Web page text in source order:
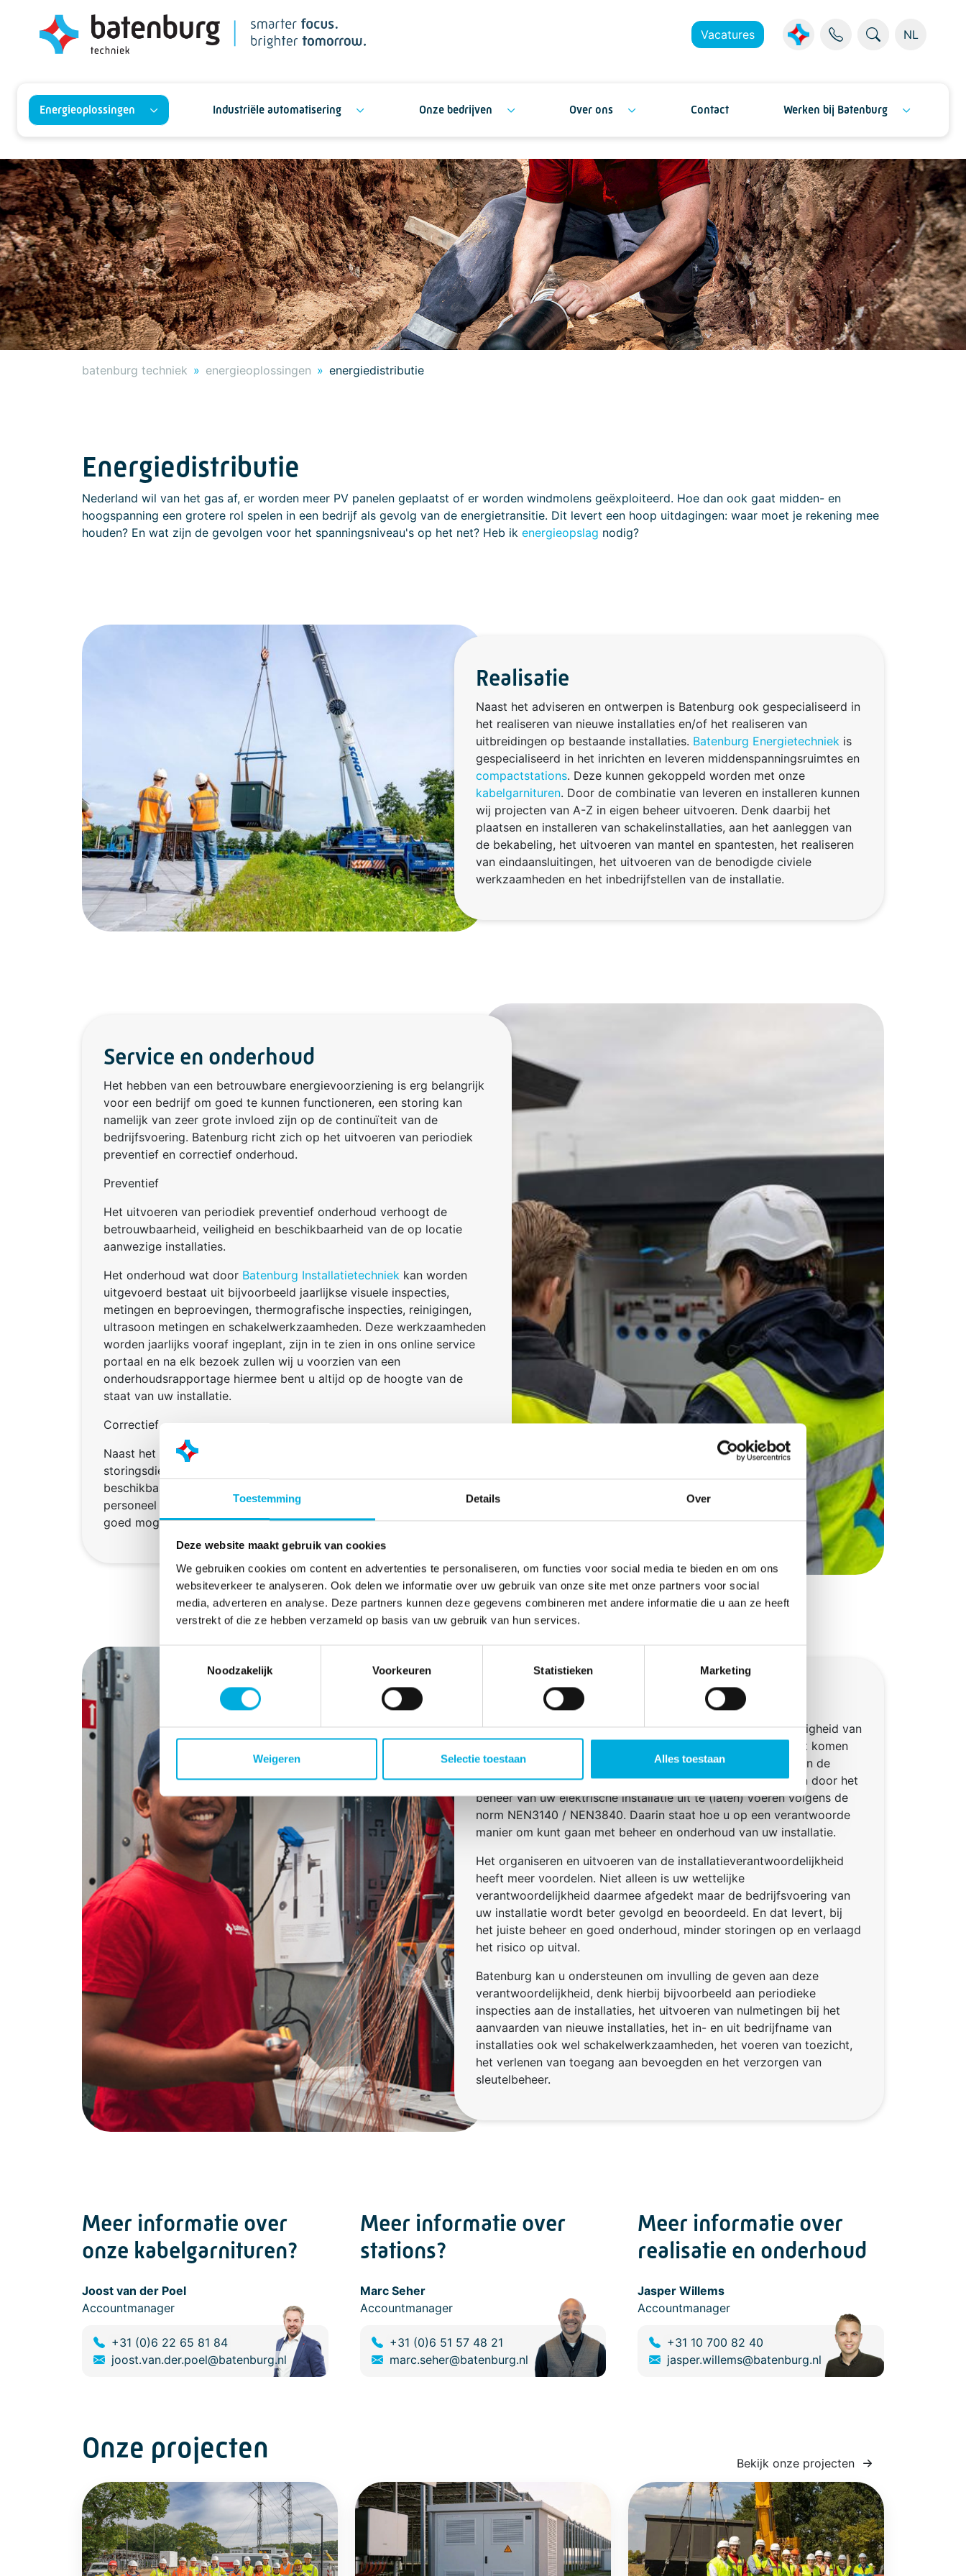
Toestemming Details Over
Deze website maakt gebruik van cookies
We gebruiken cookies om content en advertenties te personaliseren, om functies voor social media te bieden en om ons
websiteverkeer te analyseren. Ook delen we informatie over uw gebruik van onze site met onze partners voor social
media, adverteren en analyse. Deze partners kunnen deze gegevens combineren met andere informatie die u aan ze heeft
verstrekt of die ze hebben verzameld op basis van uw gebruik van hun services.
Noodzakelijk
Voorkeuren Statistieken Marketing
Weigeren Selectie toestaan Alles toestaan
Vacatures NL
Energieoplossingen Industriële automatisering Onze bedrijven Over ons Contact Werken bij Batenburg
batenburg techniek energieoplossingen energiedistributie
Energiedistributie
Nederland wil van het gas af, er worden meer PV panelen geplaatst of er worden windmolens geëxploiteerd. Hoe dan ook gaat midden- en
hoogspanning een grotere rol spelen in een bedrijf als gevolg van de energietransitie. Dit levert een hoop uitdagingen: waar moet je rekening mee
houden? En wat zijn de gevolgen voor het spanningsniveau's op het net? Heb ik energieopslag nodig?
Realisatie
Naast het adviseren en ontwerpen is Batenburg ook gespecialiseerd in
het realiseren van nieuwe installaties en/of het realiseren van
uitbreidingen op bestaande installaties. Batenburg Energietechniekis
gespecialiseerd in het inrichten en leveren middenspanningsruimtes en
compactstations. Deze kunnen gekoppeld worden met onze
kabelgarnituren. Door de combinatie van leveren en installeren kunnen
wij projecten van A-Z in eigen beheer uitvoeren. Denk daarbij het
plaatsen en installeren van schakelinstallaties, aan het aanleggen van
de bekabeling, het uitvoeren van mantel en spantesten, het realiseren
van eindaansluitingen, het uitvoeren van de benodigde civiele
werkzaamheden en het inbedrijfstellen van de installatie.
Service en onderhoud
Het hebben van een betrouwbare energievoorziening is erg belangrijk
voor een bedrijf om goed te kunnen functioneren, een storing kan
namelijk van zeer grote invloed zijn op de continuïteit van de
bedrijfsvoering. Batenburg richt zich op het uitvoeren van periodiek
preventief en correctief onderhoud.
Preventief
Het uitvoeren van periodiek preventief onderhoud verhoogt de
betrouwbaarheid, veiligheid en beschikbaarheid van de op locatie
aanwezige installaties.
Het onderhoud wat door Batenburg Installatietechniekkan worden
uitgevoerd bestaat uit bijvoorbeeld jaarlijkse visuele inspecties,
metingen en beproevingen, thermografische inspecties, reinigingen,
ultrasoon metingen en schakelwerkzaamheden. Deze werkzaamheden
worden jaarlijks vooraf ingeplant, zijn in te zien in ons online service
portaal en na elk bezoek zullen wij u voorzien van een
onderhoudsrapportage hiermee bent u altijd op de hoogte van de
staat van uw installatie.
Correctief
Naast het uitvoeren van preventief onderhoud hebben wij een
storingsdienst die vierentwintig uur en zeven dagen per week
beschikbaar is om met specialistische kennis en goed opgeleid
personeel klaar staan zodat de bedrijfsprocessen van onze klanten zo
goed mogelijk door kunnen blijven gaan.
Installatieverantwoordelijkheid
U bent als werkgever/eigenaar verantwoordelijk voor de veiligheid van
uw personeel en overige mensen en/of dieren die in de buurt komen
van uw elektrische installaties. Dat is onder andere bepaald in de
Arbo-wet. U kunt aan die verantwoordelijkheid inhoud geven door het
beheer van uw elektrische installatie uit te (laten) voeren volgens de
norm NEN3140 / NEN3840. Daarin staat hoe u op een verantwoorde
manier om kunt gaan met beheer en onderhoud van uw installatie.
Het organiseren en uitvoeren van de installatieverantwoordelijkheid
heeft meer voordelen. Niet alleen is uw wettelijke
verantwoordelijkheid daarmee afgedekt maar de bedrijfsvoering van
uw installatie wordt beter gevolgd en beoordeeld. En dat levert, bij
het juiste beheer en goed onderhoud, minder storingen op en verlaagd
het risico op uitval.
Batenburg kan u ondersteunen om invulling de geven aan deze
verantwoordelijkheid, denk hierbij bijvoorbeeld aan periodieke
inspecties aan de installaties, het uitvoeren van nulmetingen bij het
aanvaarden van nieuwe installaties, het in- en uit bedrijfname van
installaties ook wel schakelwerkzaamheden, het voeren van toezicht,
het verlenen van toegang aan bevoegden en het verzorgen van
sleutelbeheer.
Meer informatie over
onze kabelgarnituren?
Joost van der Poel
Accountmanager
+31 (0)6 22 65 81 84
joost.van.der.poel@batenburg.nl
Meer informatie over
stations?
Marc Seher
Accountmanager
+31 (0)6 51 57 48 21
marc.seher@batenburg.nl
Meer informatie over
realisatie en onderhoud
Jasper Willems
Accountmanager
+31 10 700 82 40
jasper.willems@batenburg.nl
Onze projecten Bekijk onze projecten